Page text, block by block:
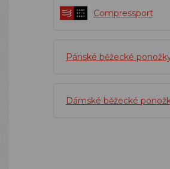
Compressport
Pánské běžecké
Dámské běžecké